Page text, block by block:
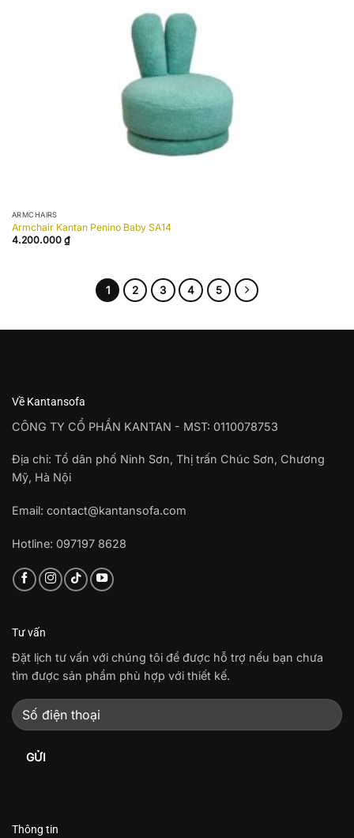
ARMCHAIRS
Armchair Kantan Penino Baby SA14
4.200.000 ₫
1 2 3 4 5
Về Kantansofa
CÔNG TY CỔ PHẦN KANTAN - MST: 0110078753
Địa chỉ: Tổ dân phố Ninh Sơn, Thị trấn Chúc Sơn, Chương
Mỹ, Hà Nội
Email: contact@kantansofa.com
Hotline: 097197 8628
Thông tin
Tư vấn
Đặt lịch tư vấn với chúng tôi để được hỗ trợ nếu bạn chưa
tìm được sản phẩm phù hợp với thiết kế.